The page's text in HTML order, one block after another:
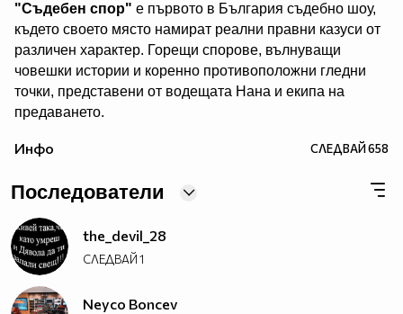
"Съдебен спор" е първото в България съдебно шоу,
където своето място намират реални правни казуси от
различен характер. Горещи спорове, вълнуващи
човешки истории и коренно противоположни гледни
точки, представени от водещата Нана и екипа на
предаването.
Eпизодите на предаването може да гледате и в
Инфо СЛЕДВАЙ658
Последователи
the_devil_28
СЛЕДВАЙ1
Neyco Boncev